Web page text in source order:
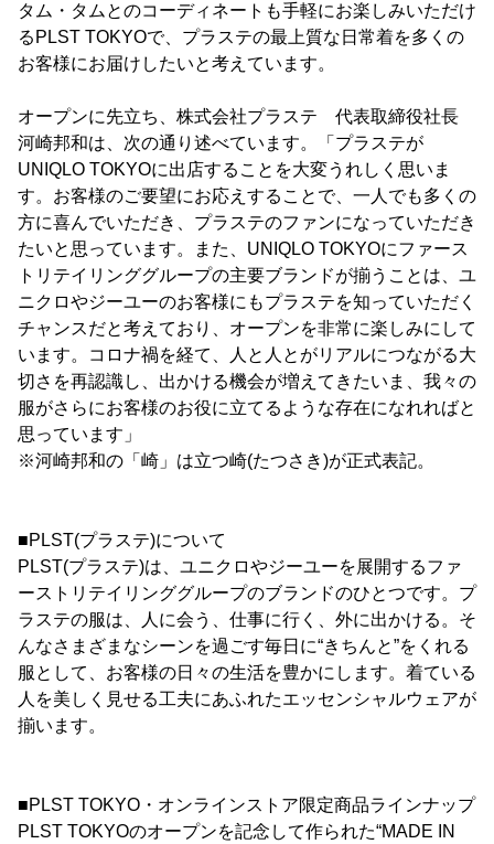
タム・タムとのコーディネートも手軽にお楽しみいただけ
るPLST TOKYOで、プラステの最上質な日常着を多くの
お客様にお届けしたいと考えています。
オープンに先立ち、株式会社プラステ 代表取締役社長
河崎邦和は、次の通り述べています。「プラステが
UNIQLO TOKYOに出店することを大変うれしく思いま
す。お客様のご要望にお応えすることで、一人でも多くの
方に喜んでいただき、プラステのファンになっていただき
たいと思っています。また、UNIQLO TOKYOにファース
トリテイリンググループの主要ブランドが揃うことは、ユ
ニクロやジーユーのお客様にもプラステを知っていただく
チャンスだと考えており、オープンを非常に楽しみにして
います。コロナ禍を経て、人と人とがリアルにつながる大
切さを再認識し、出かける機会が増えてきたいま、我々の
服がさらにお客様のお役に立てるような存在になれればと
思っています」
※河崎邦和の「崎」は立つ崎(たつさき)が正式表記。
■PLST(プラステ)について
PLST(プラステ)は、ユニクロやジーユーを展開するファ
ーストリテイリンググループのブランドのひとつです。プ
ラステの服は、人に会う、仕事に行く、外に出かける。そ
んなさまざまなシーンを過ごす毎日に“きちんと”をくれる
服として、お客様の日々の生活を豊かにします。着ている
人を美しく見せる工夫にあふれたエッセンシャルウェアが
揃います。
■PLST TOKYO・オンラインストア限定商品ラインナップ
PLST TOKYOのオープンを記念して作られた“MADE IN